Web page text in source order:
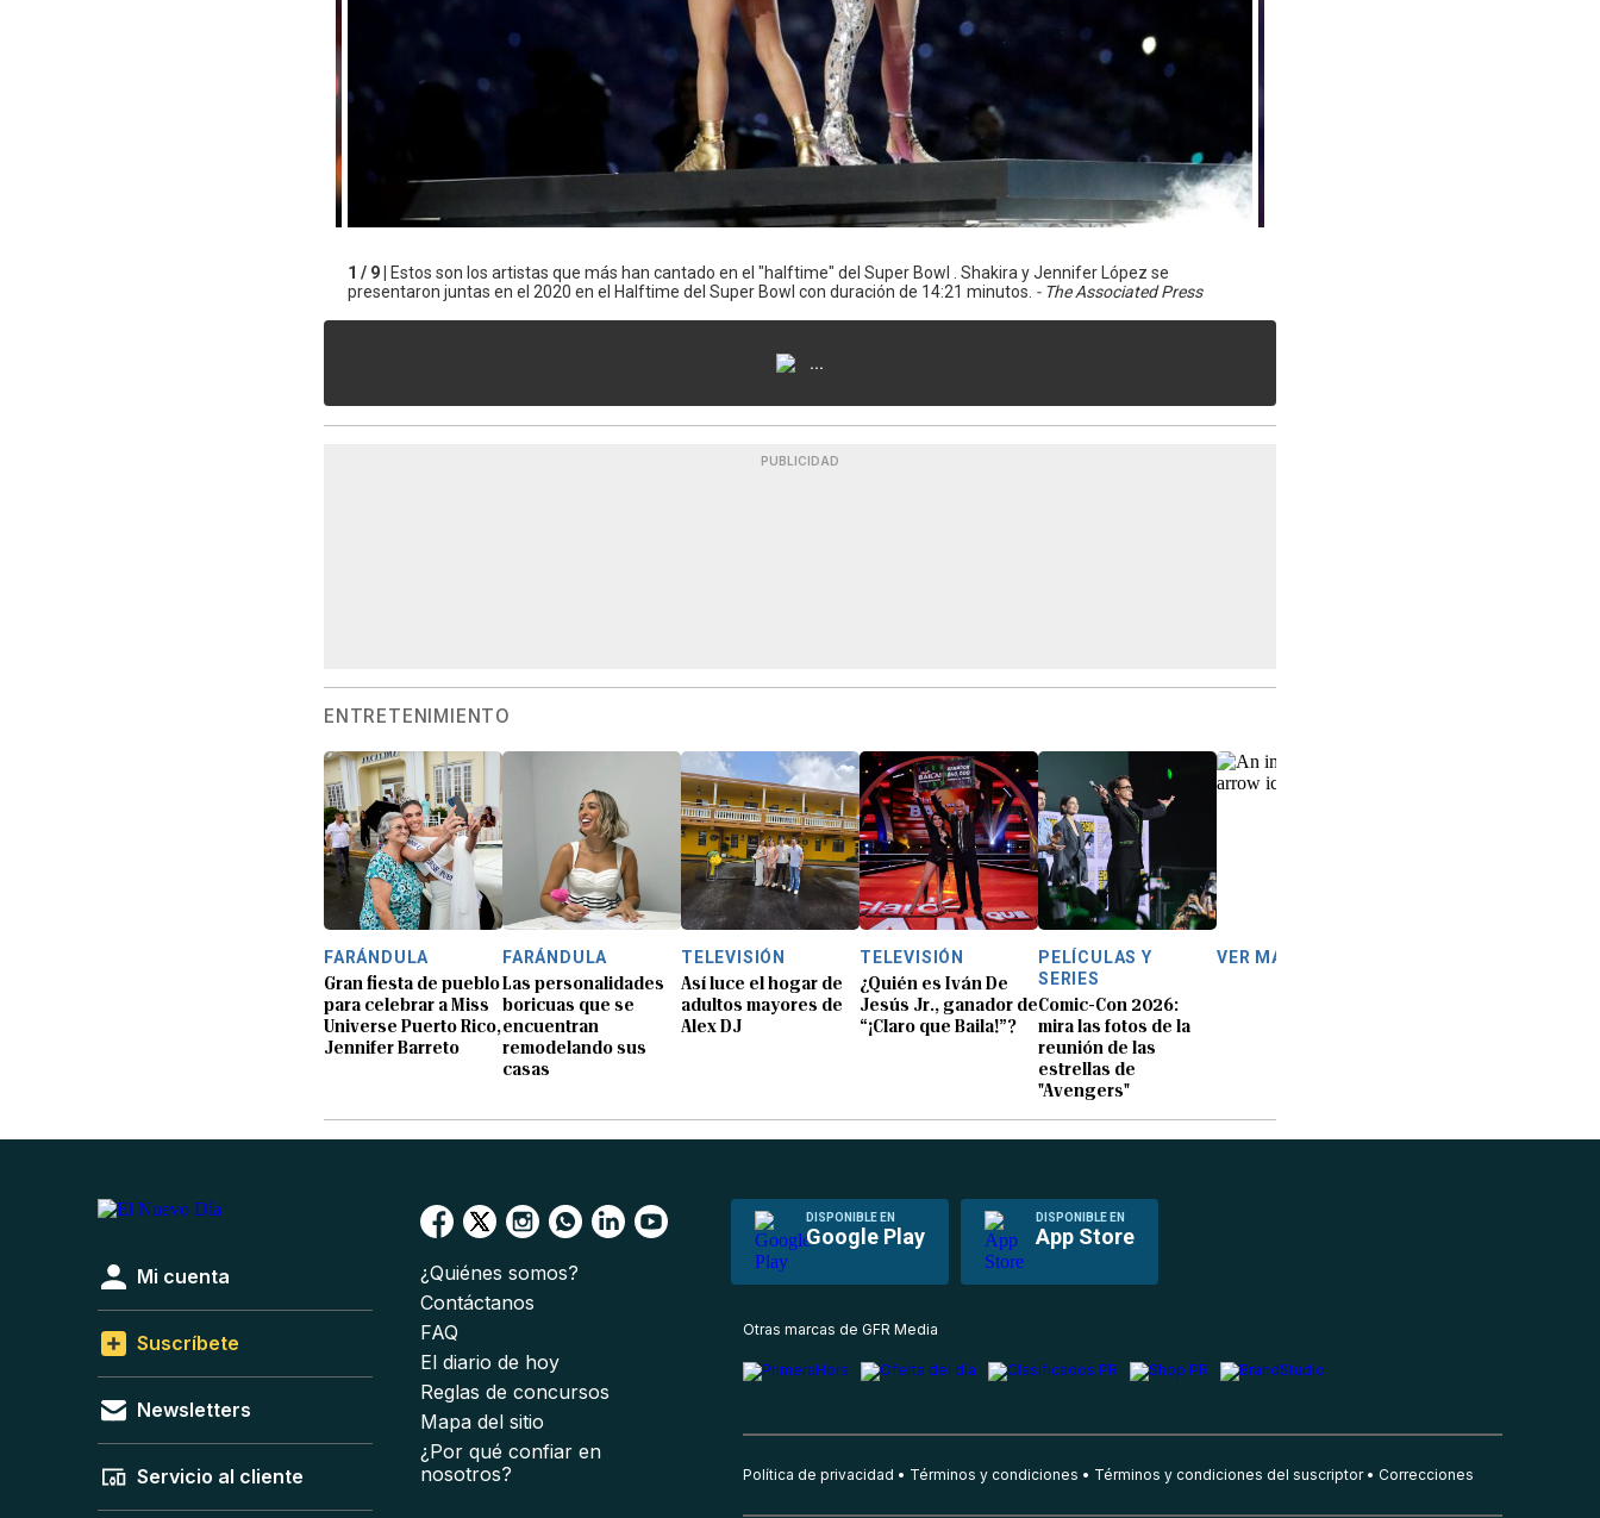
1 / 9 |
Estos son los artistas que más han cantado en el "halftime" del Super Bowl . Shakira y Jennifer López se
presentaron juntas en el 2020 en el Halftime del Super Bowl con duración de 14:21 minutos. - The Associated Press
...
PUBLICIDAD
ENTRETENIMIENTO
FARÁNDULA
Gran fiesta de pueblo
para celebrar a Miss
Universe Puerto Rico,
Jennifer Barreto
FARÁNDULA
Las personalidades
boricuas que se
encuentran
remodelando sus
casas
TELEVISIÓN
Así luce el hogar de
adultos mayores de
Alex DJ
TELEVISIÓN
¿Quién es Iván De
Jesús Jr., ganador de
“¡Claro que Baila!”?
PELÍCULAS Y
SERIES
Comic-Con 2026:
mira las fotos de la
reunión de las
estrellas de
"Avengers"
VER MÁS
DISPONIBLE EN
Google Play
DISPONIBLE EN
App Store
Mi cuenta
Suscríbete
Newsletters
Servicio al cliente
¿Quiénes somos?
Contáctanos
FAQ
El diario de hoy
Reglas de concursos
Mapa del sitio
¿Por qué confiar en
nosotros?
Otras marcas de GFR Media
Política de privacidad Términos y condiciones Términos y condiciones del suscriptor Correcciones